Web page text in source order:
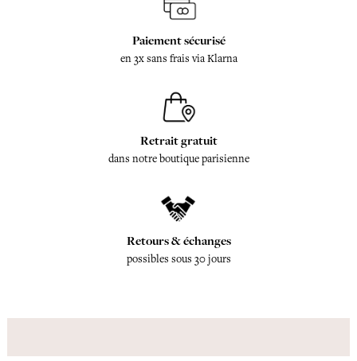
Paiement sécurisé
en 3x sans frais via Klarna
Retrait gratuit
dans notre boutique parisienne
Retours & échanges
possibles sous 30 jours